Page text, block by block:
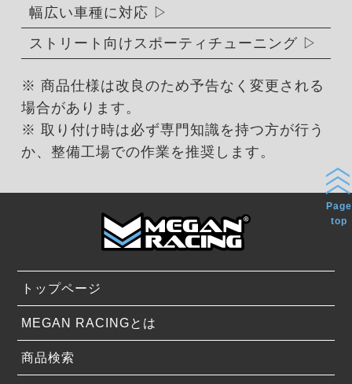
幅広い車種に対応
ストリート向けスポーティチューニング
※ 商品仕様は改良のため予告なく変更される
場合があります。
※ 取り付け時は必ず専門知識を持つ方が行う
か、整備工場での作業を推奨します。
トップページ
MEGAN RACINGとは
商品検索
Page
top